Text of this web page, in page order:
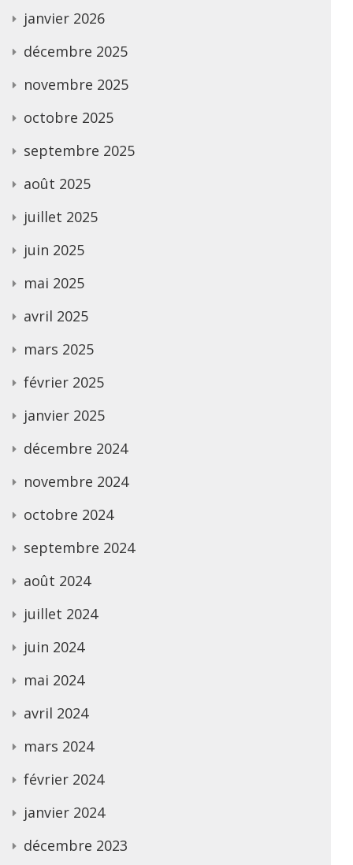
janvier 2026
décembre 2025
novembre 2025
octobre 2025
septembre 2025
août 2025
juillet 2025
juin 2025
mai 2025
avril 2025
mars 2025
février 2025
janvier 2025
décembre 2024
novembre 2024
octobre 2024
septembre 2024
août 2024
juillet 2024
juin 2024
mai 2024
avril 2024
mars 2024
février 2024
janvier 2024
décembre 2023